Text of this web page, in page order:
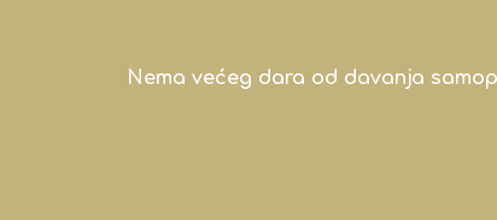
Nema većeg dara od davanja